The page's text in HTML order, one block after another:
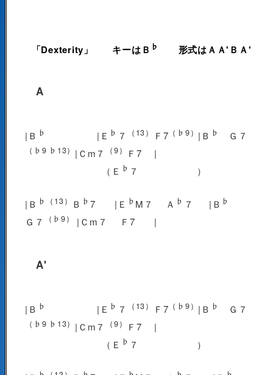
「Dexterity」 キーはＢ ♭ 形式はＡＡ'ＢＡ'
A
|Ｂ ♭ |Ｅ ♭ ７ （13） Ｆ7 （♭9） |Ｂ ♭ Ｇ７
（♭9 ♭13） |Ｃm７ （9）
Ｆ7 |
（Ｅ ♭ ７ ）
|Ｂ ♭（13） Ｂ ♭ 7 |Ｅ ♭ M７ Ａ ♭ ７ |Ｂ ♭
Ｇ７ （♭9） |Ｃm７ Ｆ7 |
A'
|Ｂ ♭ |Ｅ ♭ ７ （13） Ｆ7 （♭9） |Ｂ ♭ Ｇ７
（♭9 ♭13） |Ｃm７ （9）
Ｆ7 |
（Ｅ ♭ ７ ）